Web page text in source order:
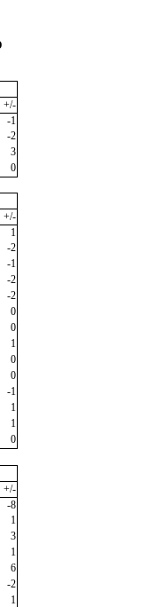
+/-
-1
-2
3
0
+/-
1
-2
-1
-2
-2
0
0
1
0
0
-1
1
1
0
+/-
-8
1
3
1
6
-2
1